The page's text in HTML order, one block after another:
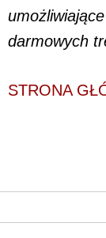
darmowych
STRONA